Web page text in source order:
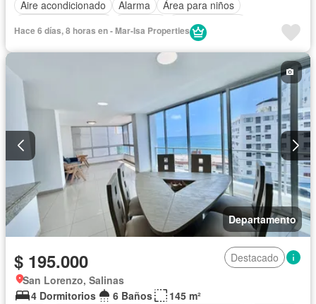
Aire acondicionado
Alarma
Área para niños
Cocina integral
Cuarto de servicio
Electricidad
Garita de guardianía
Conserje
Sauna
Vista panorámica
Wifi
Completamente amoblado
Hace 6 días, 8 horas en - Mar-Isa Properties
Departamento
$ 195.000
Destacado
San Lorenzo, Salinas
4 Dormitorios
6 Baños
145 m²